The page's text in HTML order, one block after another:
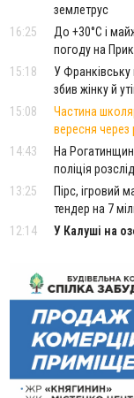
землетрус
16:25
До +30°C і
погоду на
15:18
У Франківську
збив жінку й
15:08
Частина
вересня через
14:43
На
поліція
13:25
Пірс, ігровий
тендер на 7
12:14
У Калуші на
11:18
Майстра лісу
переправлення
10:49
На
світла
10:43
За змову на
підприємців
10:09
Яремчанський